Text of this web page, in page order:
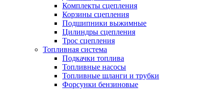
Комплекты сцепления
Корзины сцепления
Подшипники выжимные
Цилиндры сцепления
Трос сцепления
Топливная система
Подкачки топлива
Топливные насосы
Топливные шланги и трубки
Форсунки бензиновые